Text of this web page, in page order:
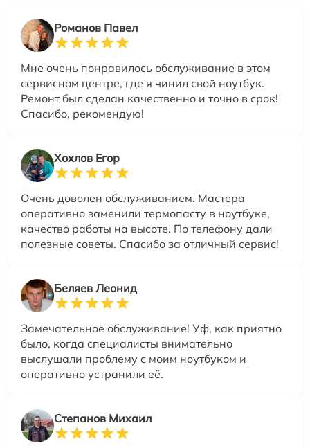
Романов Павел
Мне очень понравилось обслуживание в этом
сервисном центре, где я чинил свой ноутбук.
Ремонт был сделан качественно и точно в срок!
Спасибо, рекомендую!
Хохлов Егор
Очень доволен обслуживанием. Мастера
оперативно заменили термопасту в ноутбуке,
качество работы на высоте. По телефону дали
полезные советы. Спасибо за отличный сервис!
Беляев Леонид
Замечательное обслуживание! Уф, как приятно
было, когда специалисты внимательно
выслушали проблему с моим ноутбуком и
оперативно устранили её.
Степанов Михаил